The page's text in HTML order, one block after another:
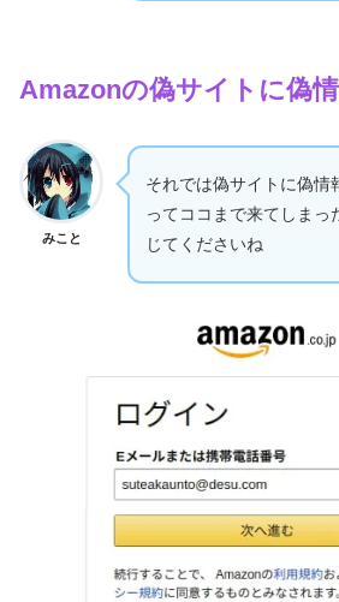
Amazonの偽サイトに偽
みこと
それでは偽サイトに偽情
ってココまで来てしま
じてくださいね